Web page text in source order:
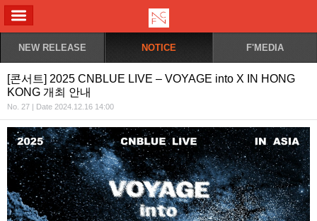
NEW RELEASE NOTICE F'MEDIA
[콘서트] 2025 CNBLUE LIVE – VOYAGE into X IN HONG
KONG 개최 안내
No. 27 | Date 2024.12.16 14:00